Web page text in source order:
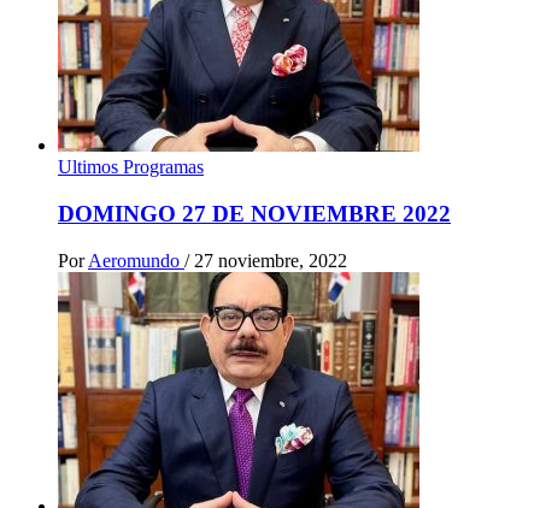
Ultimos Programas
DOMINGO 27 DE NOVIEMBRE 2022
Por Aeromundo / 27 noviembre, 2022